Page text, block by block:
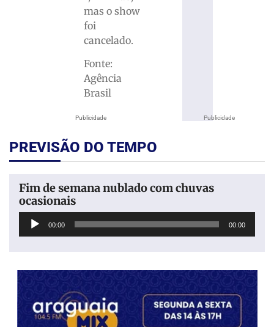
Publicidade
mas o show
foi
cancelado.
Fonte:
Agência
Brasil
Publicidade
PREVISÃO DO TEMPO
Fim de semana nublado com chuvas
ocasionais
Tocador
00:00 00:00